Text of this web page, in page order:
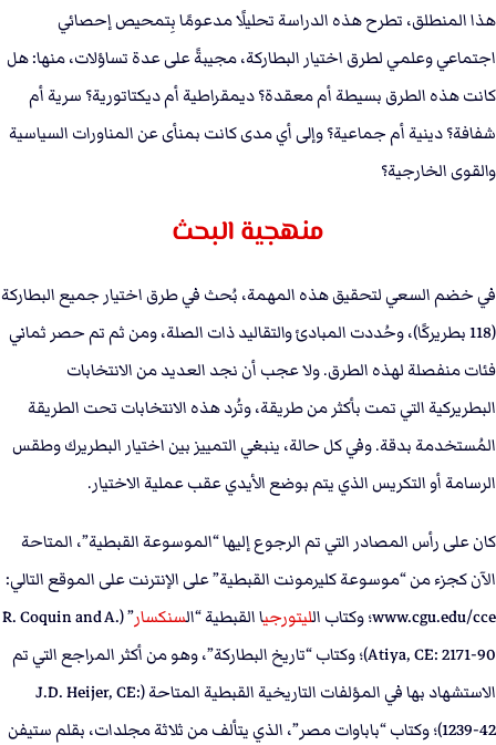
هذا المنطلق، تطرح هذه الدراسة تحليلًا مدعومًا بِتمحيص إحصائي
اجتماعي وعلمي لطرق اختيار البطاركة، مجيبةً على عدة تساؤلات، منها: هل
كانت هذه الطرق بسيطة أم معقدة؟ ديمقراطية أم ديكتاتورية؟ سرية أم
شفافة؟ دينية أم جماعية؟ وإلى أي مدى كانت بمنأى عن المناورات السياسية
والقوى الخارجية؟
منهجية البحث
في خضم السعي لتحقيق هذه المهمة، بُحث في طرق اختيار جميع البطاركة
(118 بطريركًا)، وحُددت المبادئ والتقاليد ذات الصلة، ومن ثم تم حصر ثماني
فئات منفصلة لهذه الطرق. ولا عجب أن نجد العديد من الانتخابات
البطريركية التي تمت بأكثر من طريقة، وتُرد هذه الانتخابات تحت الطريقة
المُستخدمة بدقة. وفي كل حالة، ينبغي التمييز بين اختيار البطريرك وطقس
الرسامة أو التكريس الذي يتم بوضع الأيدي عقب عملية الاختيار.
كان على رأس المصادر التي تم الرجوع إليها “الموسوعة القبطية”، المتاحة
الآن كجزء من “موسوعة كليرمونت القبطية” على الإنترنت على الموقع التالي:
www.cgu.edu/cce؛ وكتاب ال
ليتورجيا القبطية “السنكسار
” (R. Coquin and A.
Atiya, CE: 2171-90)؛ وكتاب “تاريخ البطاركة”، وهو من أكثر المراجع التي تم
الاستشهاد بها في المؤلفات التاريخية القبطية المتاحة (J.D. Heijer, CE:
1239-42)؛ وكتاب “باباوات مصر”، الذي يتألف من ثلاثة مجلدات، بقلم ستيفن